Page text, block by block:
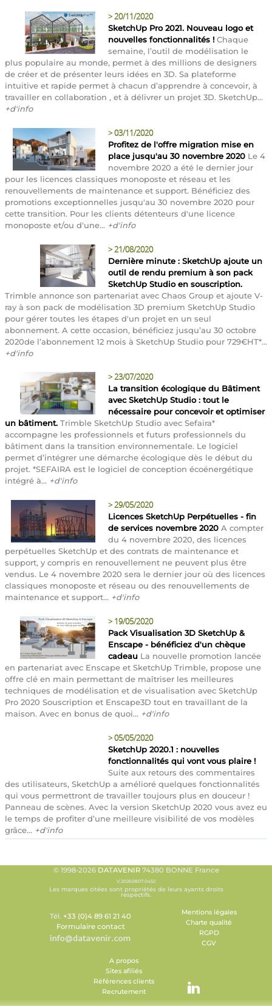
>20/11/2020
SketchUp Pro 2021. Nouveau logo et
nouvelles fonctionnalités ! Chaque
semaine, l’outil de modélisation le
plus populaire au monde, permet à des millions de designers
de créer et de présenter leurs idées en 3D. Sa plateforme
intuitive et rapide permet à chacun d’apprendre à concevoir, à
travailler en collaboration , et à délivrer un projet 3D. SketchUp...
+d'info
>03/11/2020
Profitez de l'offre migration mise en
place jusqu'au 30 novembre 2020 Le 4
novembre 2020 a été le dernier jour
pour les licences classiques monoposte et réseau et les
renouvellements de maintenance et support. Bénéficiez des
promotions exceptionnelles jusqu'au 30 novembre 2020 pour
cette transition. Pour les clients détenteurs d'une licence
monoposte et/ou d'une... +d'info
>21/08/2020
Dernière minute : SketchUp ajoute un
outil de rendu premium à son pack
SketchUp Studio en souscription.
Trimble annonce son partenariat avec Chaos Group et ajoute V-
ray à son pack de modélisation 3D premium SketchUp Studio
pour gérer toutes les étapes d'un projet en un seul
abonnement. A cette occasion, bénéficiez jusqu’au 30 octobre
2020de l’abonnement 12 mois à SketchUp Studio pour 729€HT*...
+d'info
>23/07/2020
La transition écologique du Bâtiment
avec SketchUp Studio : tout le
nécessaire pour concevoir et optimiser
un bâtiment. Trimble SketchUp Studio avec Sefaira*
accompagne les professionnels et futurs professionnels du
bâtiment dans la transition environnementale. Le logiciel
permet d’intégrer une démarche écologique dès le début du
projet. *SEFAIRA est le logiciel de conception écoénergétique
intégré à... +d'info
>29/05/2020
Licences SketchUp Perpétuelles - fin
de services novembre 2020 A compter
du 4 novembre 2020, des licences
perpétuelles SketchUp et des contrats de maintenance et
support, y compris en renouvellement ne peuvent plus être
vendus. Le 4 novembre 2020 sera le dernier jour où des licences
classiques monoposte et réseau ou des renouvellements de
maintenance et support... +d'info
> 19/05/2020
Pack Visualisation 3D SketchUp &
Enscape - bénéficiez d'un chèque
cadeau La nouvelle promotion lancée
en partenariat avec Enscape et SketchUp Trimble, propose une
offre clé en main permettant de maîtriser les meilleures
techniques de modélisation et de visualisation avec SketchUp
Pro 2020 Souscription et Enscape3D tout en travaillant de la
maison. Avec en bonus de quoi... +d'info
>05/05/2020
SketchUp 2020.1 : nouvelles
fonctionnalités qui vont vous plaire !
Suite aux retours des commentaires
des utilisateurs, SketchUp a amélioré quelques fonctionnalités
qui vous permettront de travailler toujours plus en douceur !
Panneau de scènes. Avec la version SketchUp 2020 vous avez eu
le temps de profiter d’une meilleure visibilité de vos modèles
grâce... +d'info
© 1998-2026 DATAVENIR74380 BONNE France
V.20260807.0452
Les marques citées sont propriétés de leurs ayants droits
respectifs.
Tél. +33 (0)4 89 61 21 40
Formulaire contact
Mentions légales
Charte qualité
RGPD
CGV
A propos
Sites afiliés
Références clients
Recrutement